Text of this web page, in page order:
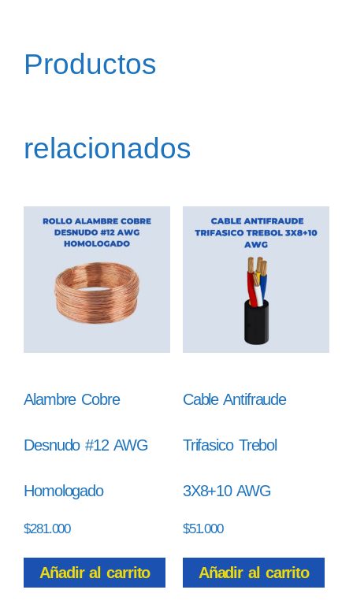
Productos
relacionados
Alambre Cobre
Desnudo #12 AWG
Homologado
$281.000
Añadir al carrito
Cable Antifraude
Trifasico Trebol
3X8+10 AWG
$51.000
Añadir al carrito